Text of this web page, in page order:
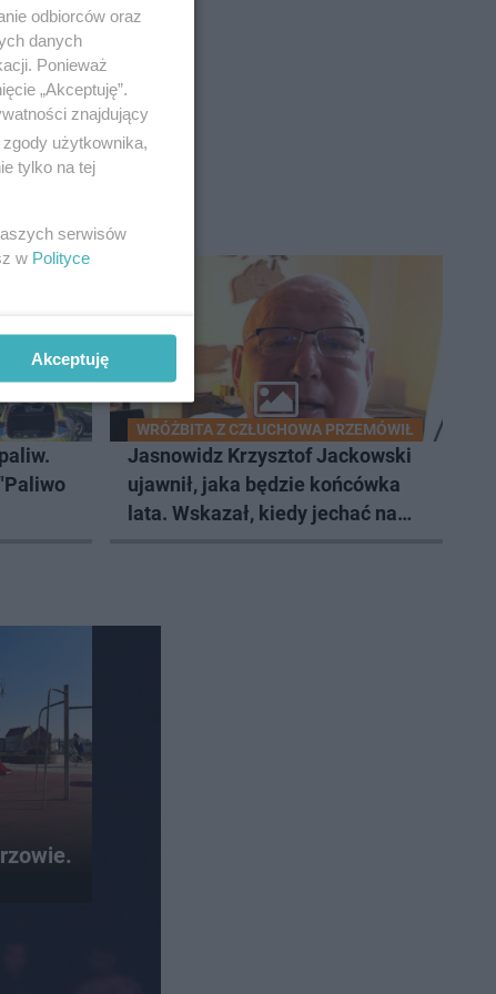
WRÓŻBITA Z CZŁUCHOWA PRZEMÓWIŁ
Jasnowidz Krzysztof Jackowski
ujawnił, jaka będzie końcówka
lata. Wskazał, kiedy jechać na
odbiorców oraz
danych
Ponieważ
„Akceptuję”.
znajdujący
użytkownika,
tylko na tej
serwisów
w Polityce
Akceptuję